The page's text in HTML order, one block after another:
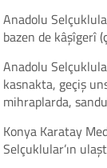
Anadolu
bazen de kâşîgerî
Anadolu
kasnakta, geçiş
mihraplarda,
Konya Karatay
Selçuklular’ın